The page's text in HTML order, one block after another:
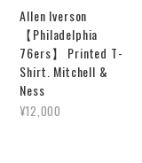
Allen Iverson
【Philadelphia
76ers】 Printed T-
Shirt. Mitchell &
Ness
¥12,000